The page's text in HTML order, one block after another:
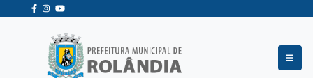
Ir para o conteudo
Ir para o fim do conteudo